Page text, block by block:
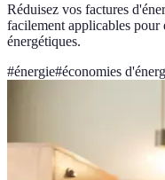
Réduisez vos factures
facilement applicables pour
énergétiques.
#énergie#économies